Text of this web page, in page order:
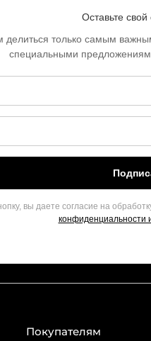
Оставьте свой
только самым
специальными
вы даете согласие на
конфиденциальности
Покупателям